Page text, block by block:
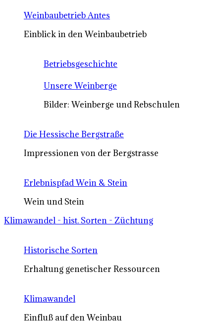
Weinbaubetrieb Antes
Einblick in den Weinbaubetrieb
Betriebsgeschichte
Unsere Weinberge
Bilder: Weinberge und Rebschulen
Die Hessische Bergstraße
Impressionen von der Bergstrasse
Erlebnispfad Wein & Stein
Wein und Stein
Klimawandel - hist. Sorten - Züchtung
Historische Sorten
Erhaltung genetischer Ressourcen
Klimawandel
Einfluß auf den Weinbau